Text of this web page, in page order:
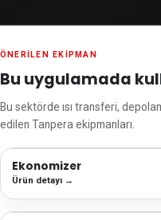
ÖNERILEN EKIPMAN
Bu uygulamada
Bu sektörde ısı transferi,
edilen Tanpera ekipmanları.
Ekonomizer
Ürün detayı →